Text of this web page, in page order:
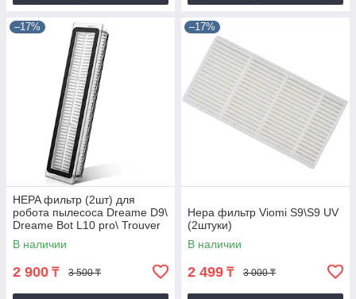
–17%
HEPA фильтр (2шт) для
робота пылесоса Dreame D9\
Dreame Bot L10 pro\ Trouver
LDS\ Dreame D10S pro\F9 pro
В наличии
2 900 ₸ 3 500 ₸
–17%
Hepa фильтр Viomi S9\S9 UV
(2штуки)
В наличии
2 499 ₸ 3 000 ₸